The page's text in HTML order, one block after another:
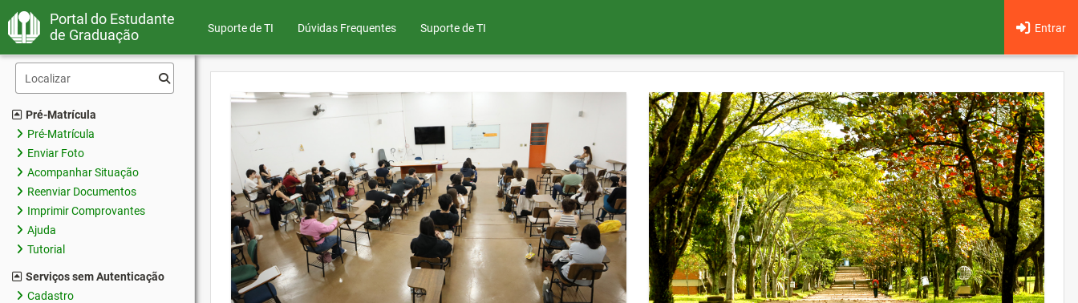
Portal do Estudante
de Graduação
Suporte de TI Dúvidas Frequentes Entrar
Suporte de TI
Pré-Matrícula
Pré-Matrícula
Enviar Foto
Acompanhar Situação
Reenviar Documentos
Imprimir Comprovantes
Ajuda
Tutorial
Serviços sem Autenticação
Cadastro